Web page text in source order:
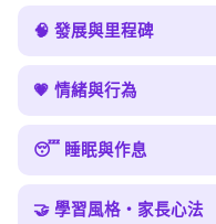
🧠 發展與里程碑
💗 情緒與行為
😴 睡眠與作息
🤝 學習風格・家長心法